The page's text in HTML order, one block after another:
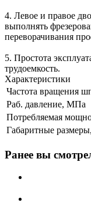
4. Левое и правое
выполнять
переворачивания
5. Простота
трудоемкость.
Характеристики
Частота вращения
Раб. давление, МПа
Потребляемая
Габаритные
Ранее вы